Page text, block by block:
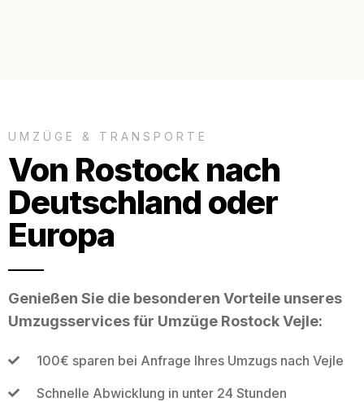
UMZÜGE & TRANSPORTE
Von Rostock nach
Deutschland oder
Europa
Genießen Sie die besonderen Vorteile unseres
Umzugsservices für Umzüge Rostock Vejle:
100€ sparen bei Anfrage Ihres Umzugs nach Vejle
Schnelle Abwicklung in unter 24 Stunden